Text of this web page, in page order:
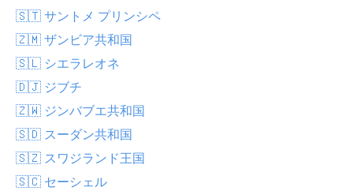
🇸🇹 サントメ プリンシペ
🇿🇲 ザンビア共和国
🇸🇱 シエラレオネ
🇩🇯 ジブチ
🇿🇼 ジンバブエ共和国
🇸🇩 スーダン共和国
🇸🇿 スワジランド王国
🇸🇨 セーシェル